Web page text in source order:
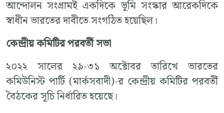
আন্দোলন সংগ্রামই একদিকে ভূমি সংস্কার আরেকদিকে
স্বাধীন ভারতের দাবীতে সংগঠিত হয়েছিল।
কেন্দ্রীয় কমিটির পরবর্তী সভা
২০২২ সালের ২৯-৩১ অক্টোবর তারিখে ভারতের
কমিউনিস্ট পার্টি (মার্কসবাদী)-র কেন্দ্রীয় কমিটির পরবর্তী
বৈঠকের সূচি নির্ধারিত হয়েছে।